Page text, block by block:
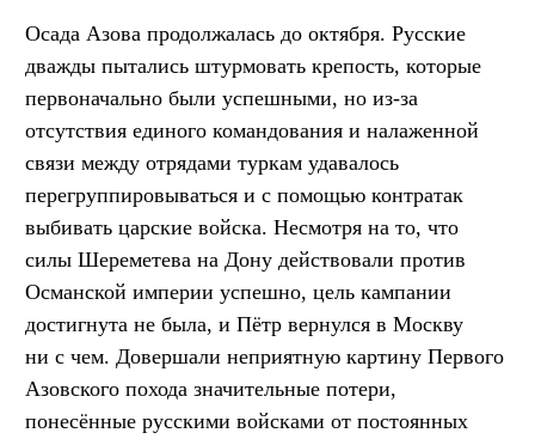
Осада Азова продолжалась до октября. Русские
дважды пытались штурмовать крепость, которые
первоначально были успешными, но из-за
отсутствия единого командования и налаженной
связи между отрядами туркам удавалось
перегруппировываться и с помощью контратак
выбивать царские войска. Несмотря на то, что
силы Шереметева на Дону действовали против
Османской империи успешно, цель кампании
достигнута не была, и Пётр вернулся в Москву
ни с чем. Довершали неприятную картину Первого
Азовского похода значительные потери,
понесённые русскими войсками от постоянных